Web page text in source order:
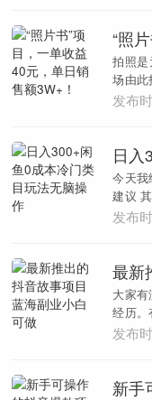
拍照是
场由
作这个
发布
今天
建议
是怎么
发布
大家
经历。
更，这
发布
新手